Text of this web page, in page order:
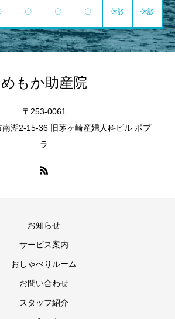
〇 〇 〇 休診 休診
めもか助産院
〒253-0061
湖2-15-36 旧茅ヶ崎産婦人科ビル ポプ
ラ
お知らせ
サービス案内
おしゃべりルーム
お問い合わせ
スタッフ紹介